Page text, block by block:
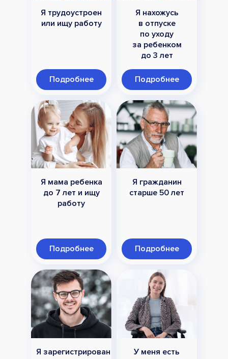
Я трудоустроен
или ищу работу
Подробнее
Я нахожусь
в отпуске
по уходу
за ребенком
до 3 лет
Подробнее
Я мама ребенка
до 7 лет и ищу
работу
Подробнее
Я гражданин
старше 50 лет
Подробнее
Я зарегистрирован
У меня есть